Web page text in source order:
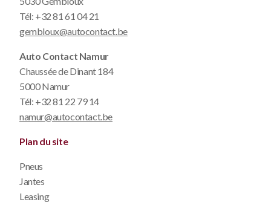
Tél: +32 81 61 04 21
gembloux@autocontact.be
Auto Contact Namur
Chaussée de Dinant 184
5000 Namur
Tél: +32 81 22 79 14
namur@autocontact.be
Plan du site
Pneus
Jantes
Leasing